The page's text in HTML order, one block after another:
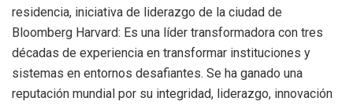
residencia, iniciativa de liderazgo de la ciudad de
Bloomberg Harvard: Es una líder transformadora con tres
décadas de experiencia en transformar instituciones y
sistemas en entornos desafiantes. Se ha ganado una
reputación mundial por su integridad, liderazgo, innovación